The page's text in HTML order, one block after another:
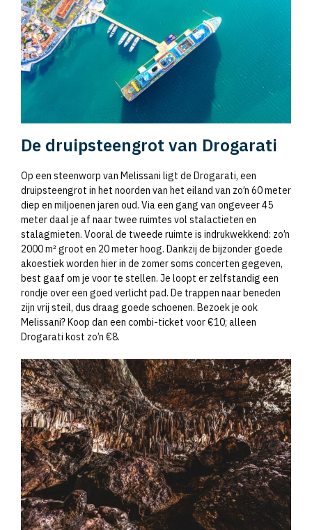
De druipsteengrot van Drogarati
Op een steenworp van Melissani ligt de Drogarati, een
druipsteengrot in het noorden van het eiland van zo’n 60 meter
diep en miljoenen jaren oud. Via een gang van ongeveer 45
meter daal je af naar twee ruimtes vol stalactieten en
stalagmieten. Vooral de tweede ruimte is indrukwekkend: zo’n
2000 m² groot en 20 meter hoog. Dankzij de bijzonder goede
akoestiek worden hier in de zomer soms concerten gegeven,
best gaaf om je voor te stellen. Je loopt er zelfstandig een
rondje over een goed verlicht pad. De trappen naar beneden
zijn vrij steil, dus draag goede schoenen. Bezoek je ook
Melissani? Koop dan een combi-ticket voor €10; alleen
Drogarati kost zo’n €8.